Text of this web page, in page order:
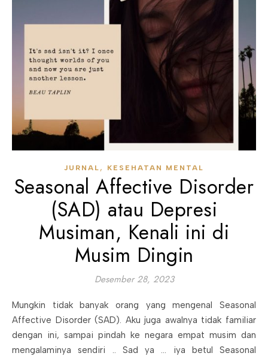
JURNAL , KESEHATAN MENTAL
Seasonal Affective Disorder
(SAD) atau Depresi
Musiman, Kenali ini di
Musim Dingin
Desember 28, 2023
Mungkin tidak banyak orang yang mengenal Seasonal
Affective Disorder (SAD). Aku juga awalnya tidak familiar
dengan ini, sampai pindah ke negara empat musim dan
mengalaminya sendiri .. Sad ya … iya betul Seasonal